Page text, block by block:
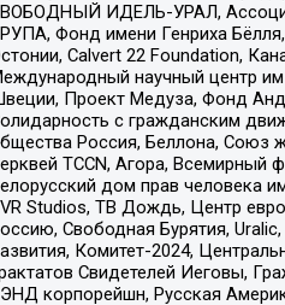
ИДЕЛЬ-УРАЛ,
Фонд имени Генриха
Calvert 22 Foundation,
научный центр им
Проект Медуза, Фонд
с гражданским
Россия, Беллона, Союз
TCCN, Агора, Всемирный
дом прав человека
Studios, ТВ Дождь, Центр
Свободная Бурятия,
Комитет-2024,
Свидетелей Иеговы,
корпорейшн, Русская